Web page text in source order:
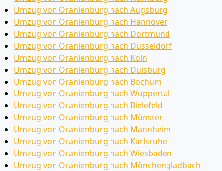
Umzug von Oranienburg nach Augsburg
Umzug von Oranienburg nach Hannover
Umzug von Oranienburg nach Dortmund
Umzug von Oranienburg nach Düsseldorf
Umzug von Oranienburg nach Köln
Umzug von Oranienburg nach Duisburg
Umzug von Oranienburg nach Bochum
Umzug von Oranienburg nach Wuppertal
Umzug von Oranienburg nach Bielefeld
Umzug von Oranienburg nach Münster
Umzug von Oranienburg nach Mannheim
Umzug von Oranienburg nach Karlsruhe
Umzug von Oranienburg nach Wiesbaden
Umzug von Oranienburg nach Mönchen­gladbach